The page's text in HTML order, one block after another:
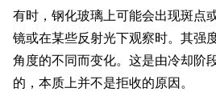
有时，钢化玻璃上可能会出现斑点
镜或在某些反射光下观察时。其强
角度的不同而变化。这是由冷却阶
的，本质上并不是拒收的原因。